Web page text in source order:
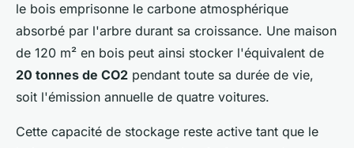
le bois emprisonne le carbone atmosphérique
absorbé par l'arbre durant sa croissance. Une maison
de 120 m² en bois peut ainsi stocker l'équivalent de
20 tonnes de CO2 pendant toute sa durée de vie,
soit l'émission annuelle de quatre voitures.
Cette capacité de stockage reste active tant que le